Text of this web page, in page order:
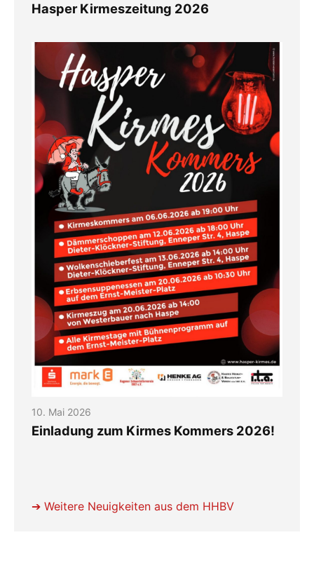
Hasper Kirmeszeitung 2026
10. Mai 2026
Einladung zum Kirmes Kommers 2026!
➔ Weitere Neuigkeiten aus dem HHBV